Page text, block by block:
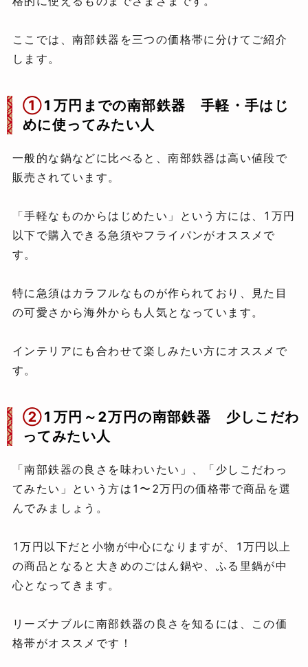
ここでは、南部鉄器を三つの価格帯に分けてご紹介
します。
①1万円までの南部鉄器 手軽・手はじ
めに使ってみたい人
一般的な鍋などに比べると、南部鉄器は高い値段で
販売されています。
「手軽なものからはじめたい」という方には、1万円
以下で購入できる急須やフライパンがオススメで
す。
特に急須はカラフルなものが作られており、見た目
の可愛さから海外からも人気となっています。
インテリアにも合わせて楽しみたい方にオススメで
す。
②1万円～2万円の南部鉄器 少しこだわ
ってみたい人
「南部鉄器の良さを味わいたい」、「少しこだわっ
てみたい」という方は1〜2万円の価格帯で商品を選
んでみましょう。
1万円以下だと小物が中心になりますが、1万円以上
の商品となると大きめのごはん鍋や、ふる里鍋が中
心となってきます。
リーズナブルに南部鉄器の良さを知るには、この価
格帯がオススメです！